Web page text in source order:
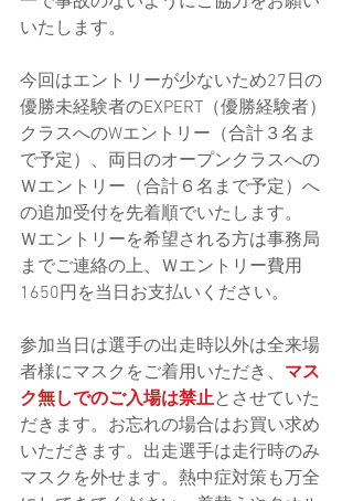
いたします。
今回はエントリーが少ないため27日の
優勝未経験者のEXPERT（優勝経験者）
クラスへのWエントリー（合計３名ま
で予定）、両日のオープンクラスへの
Ｗエントリー（合計６名まで予定）へ
の追加受付を先着順でいたします。
Ｗエントリーを希望される方は事務局
までご連絡の上、Ｗエントリー費用
1650円を当日お支払いください。
参加当日は選手の出走時以外は全来場
者様にマスクをご着用いただき、 マス
ク無しでのご入場は禁止とさせていた
だきます。お忘れの場合はお買い求め
いただきます。出走選手は走行時のみ
マスクを外せます。熱中症対策も万全